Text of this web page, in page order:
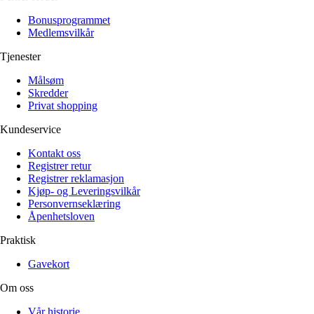
Klær
Reise
Informasjon
Tilbehør
Lukk
Alle artikler
Klær
Reise
Informasjon
Tilbehør
Målsøm
Lukk
Bonusprogrammet
Medlemsvilkår
Tjenester
Målsøm
Skredder
Privat shopping
Kundeservice
Kontakt oss
Registrer retur
Registrer reklamasjon
Kjøp- og Leveringsvilkår
Personvernseklæring
Åpenhetsloven
Praktisk
Gavekort
Om oss
Vår historie